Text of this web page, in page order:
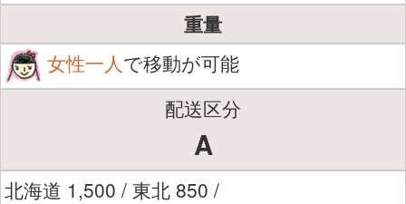
重量
女性一人で移動が可能
配送区分
A
北海道 1,500 / 東北 850 /